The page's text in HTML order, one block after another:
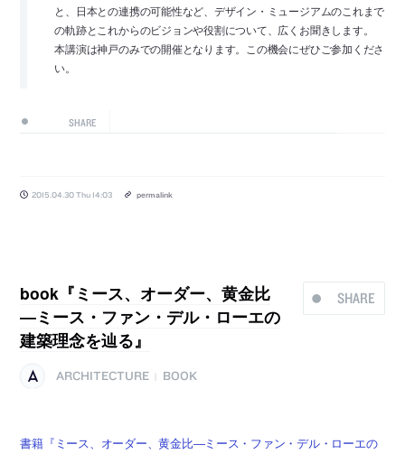
と、日本との連携の可能性など、デザイン・ミュージアムのこれまで
の軌跡とこれからのビジョンや役割について、広くお聞きします。
本講演は神戸のみでの開催となります。この機会にぜひご参加くださ
い。
SHARE
2015.04.30 Thu 14:03 permalink
SHARE
book『ミース、オーダー、黄金比
―ミース・ファン・デル・ローエの
建築理念を辿る』
ARCHITECTURE BOOK
書籍『ミース、オーダー、黄金比―ミース・ファン・デル・ローエの